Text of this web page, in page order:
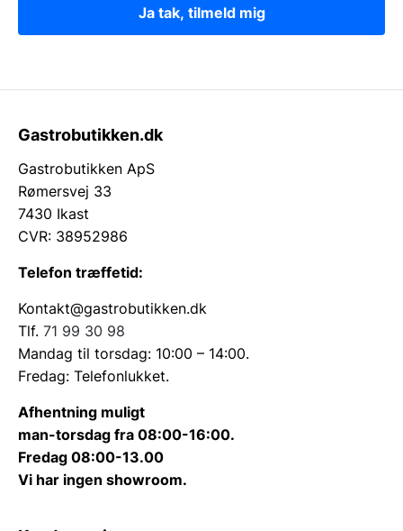
Ja tak, tilmeld mig
Gastrobutikken.dk
Gastrobutikken ApS
Rømersvej 33
7430 Ikast
CVR: 38952986
Telefon træffetid:
Kontakt@gastrobutikken.dk
Tlf. 71 99 30 98
Mandag til torsdag: 10:00 – 14:00.
Fredag: Telefonlukket.
Afhentning muligt
man-torsdag fra 08:00-16:00.
Fredag 08:00-13.00
Vi har ingen showroom.